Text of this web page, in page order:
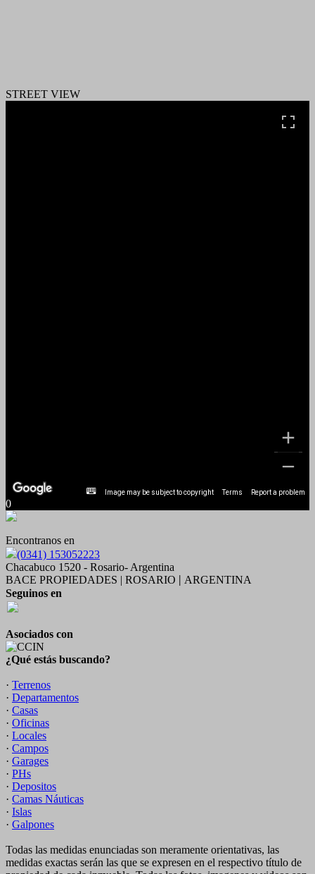
STREET VIEW
Image may be subject to copyright Terms Report a problem
0
Encontranos en
(0341) 153052223
Chacabuco 1520 - Rosario- Argentina
BACE PROPIEDADES | ROSARIO
ARGENTINA
Seguinos en
Asociados con
¿Qué estás buscando?
· Terrenos
· Departamentos
· Casas
· Oficinas
· Locales
· Campos
· Garages
· PHs
· Depositos
· Camas Náuticas
· Islas
· Galpones
Todas las medidas enunciadas son meramente orientativas, las
medidas exactas serán las que se expresen en el respectivo título de